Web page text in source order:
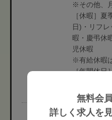
※その他、
［休暇］
日)・リフ
暇・慶弔休
児休暇
※有給休暇
［年間休日
時）、118
前後(週休3
完
無料会
詳しく求人を